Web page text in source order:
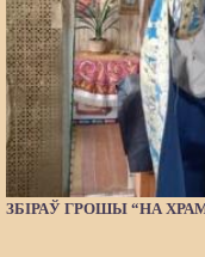
ЗБІРАЎ ГРОШЫ “НА